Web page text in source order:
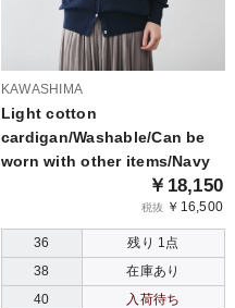
KAWASHIMA
Light cotton
cardigan/Washable/Can be
worn with other items/Navy
￥18,150
税抜 ￥16,500
36
残り 1点
38
在庫あり
40
入荷待ち